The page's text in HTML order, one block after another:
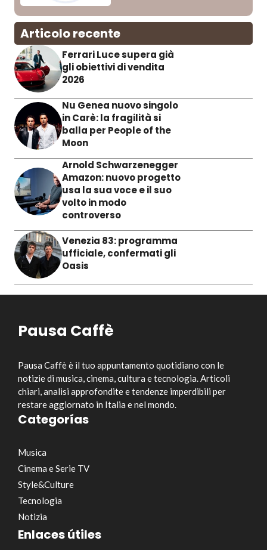
Articolo recente
Ferrari Luce supera già
gli obiettivi di vendita
2026
Nu Genea nuovo singolo
in Carè: la fragilità si
balla per People of the
Moon
Arnold Schwarzenegger
Amazon: nuovo progetto
usa la sua voce e il suo
volto in modo
controverso
Venezia 83: programma
ufficiale, confermati gli
Oasis
Pausa Caffè
Pausa Caffè è il tuo appuntamento quotidiano con le
notizie di musica, cinema, cultura e tecnologia. Articoli
chiari, analisi approfondite e tendenze imperdibili per
restare aggiornato in Italia e nel mondo.
Categorías
Musica
Cinema e Serie TV
Style&Culture
Tecnologia
Notizia
Enlaces útiles